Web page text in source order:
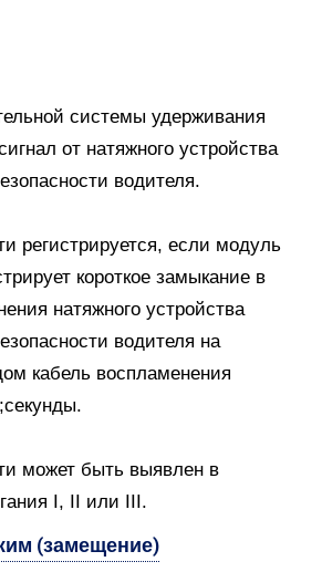
системы удерживания
от натяжного устройства
водителя.
регистрируется, если модуль
короткое замыкание в
натяжного устройства
водителя на
кабель воспламенения
может быть выявлен в
I, II или III.
(замещение)